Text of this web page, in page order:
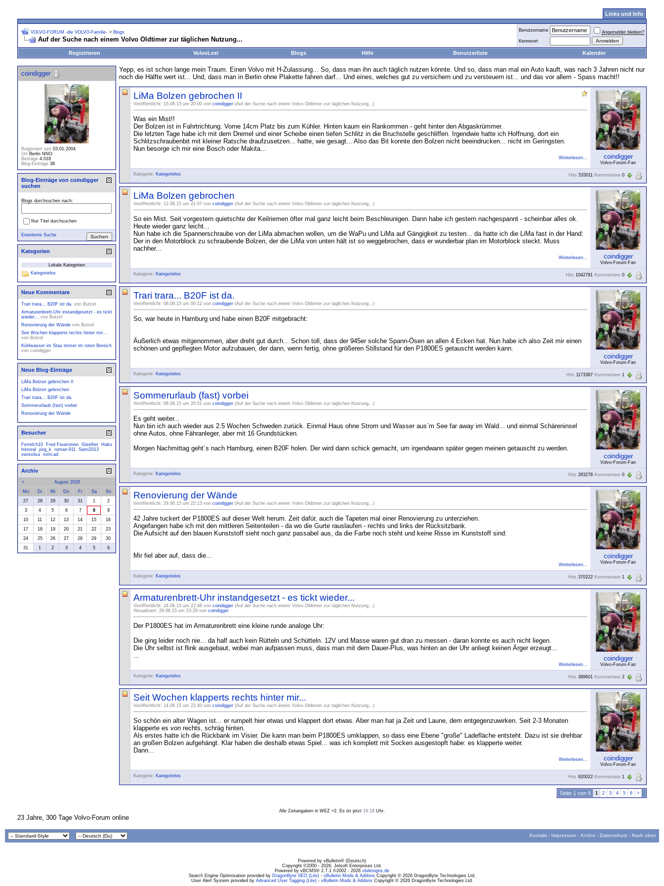
Links und Info
VOLVO-FORUM -die VOLVO-Familie- > Blogs
Auf der Suche nach einem Volvo Oldtimer zur täglichen Nutzung...
Benutzername
Angemeldet bleiben?
Kennwort
Registrieren VolvoLexi Blogs Hilfe Benutzerliste Kalender
Yepp, es ist schon lange mein Traum. Einen Volvo mit H-Zulassung... So, dass man ihn auch täglich nutzen könnte. Und so, dass man mal ein Auto kauft, was nach 3 Jahren nicht nur
noch die Hälfte wert ist... Und, dass man in Berlin ohne Plakette fahren darf... Und eines, welches gut zu versichern und zu versteuern ist... und das vor allem - Spass macht!!
LiMa Bolzen gebrochen II
Veröffentlicht: 15.08.15 um 20:00 von coindigger (Auf der Suche nach einem Volvo Oldtimer zur täglichen Nutzung...)
Was ein Mist!!
Der Bolzen ist in Fahrtrichtung. Vorne 14cm Platz bis zum Kühler. Hinten kaum ein Rankommen - geht hinter den Abgaskrümmer.
Die letzten Tage habe ich mit dem Dremel und einer Scheibe einen tiefen Schlitz in die Bruchstelle geschliffen. Irgendwie hatte ich Hoffnung, dort ein
Schlitzschraubenbit mit kleiner Ratsche draufzusetzen... hatte, wie gesagt... Also das Bit konnte den Bolzen nicht beeindrucken... nicht im Geringsten.
Nun besorge ich mir eine Bosch oder Makita...
Weiterlesen... coindigger
Volvo-Forum-Fan
Kategorie: Kategorielos Hits 533011 Kommentare 0
LiMa Bolzen gebrochen
Veröffentlicht: 12.08.15 um 21:07 von coindigger (Auf der Suche nach einem Volvo Oldtimer zur täglichen Nutzung...)
So ein Mist. Seit vorgestern quietschte der Keilriemen öfter mal ganz leicht beim Beschleunigen. Dann habe ich gestern nachgespannt - scheinbar alles ok.
Heute wieder ganz leicht...
Nun habe ich die Spannerschraube von der LiMa abmachen wollen, um die WaPu und LiMa auf Gängigkeit zu testen... da hatte ich die LiMa fast in der Hand:
Der in den Motorblock zu schraubende Bolzen, der die LiMa von unten hält ist so weggebrochen, dass er wunderbar plan im Motorblock steckt. Muss
nachher...
Weiterlesen... coindigger
Volvo-Forum-Fan
Kategorie: Kategorielos Hits 1042781 Kommentare 0
Trari trara... B20F ist da.
Veröffentlicht: 08.08.15 um 00:12 von coindigger (Auf der Suche nach einem Volvo Oldtimer zur täglichen Nutzung...)
So, war heute in Hamburg und habe einen B20F mitgebracht:
Äußerlich etwas mitgenommen, aber dreht gut durch... Schon toll, dass der 945er solche Spann-Ösen an allen 4 Ecken hat. Nun habe ich also Zeit mir einen
schönen und gepflegten Motor aufzubauen, der dann, wenn fertig, ohne größeren Stillstand für den P1800ES getauscht werden kann.
coindigger
Volvo-Forum-Fan
Kategorie: Kategorielos Hits 1173387 Kommentare 1
Sommerurlaub (fast) vorbei
Veröffentlicht: 06.08.15 um 20:51 von coindigger (Auf der Suche nach einem Volvo Oldtimer zur täglichen Nutzung...)
Es geht weiter...
Nun bin ich auch wieder aus 2.5 Wochen Schweden zurück. Einmal Haus ohne Strom und Wasser aus´m See far away im Wald... und einmal Schäreninsel
ohne Autos, ohne Fähranleger, aber mit 16 Grundstücken.
Morgen Nachmittag geht´s nach Hamburg, einen B20F holen. Der wird dann schick gemacht, um irgendwann später gegen meinen getauscht zu werden.
coindigger
Volvo-Forum-Fan
Kategorie: Kategorielos Hits 283278 Kommentare 0
Renovierung der Wände
Veröffentlicht: 29.06.15 um 22:13 von coindigger (Auf der Suche nach einem Volvo Oldtimer zur täglichen Nutzung...)
42 Jahre tuckert der P1800ES auf dieser Welt herum. Zeit dafür, auch die Tapeten mal einer Renovierung zu unterziehen.
Angefangen habe ich mit den mittleren Seitenteilen - da wo die Gurte rauslaufen - rechts und links der Rücksitzbank.
Die Aufsicht auf den blauen Kunststoff sieht noch ganz passabel aus, da die Farbe noch steht und keine Risse im Kunststoff sind:
Mir fiel aber auf, dass die...
Weiterlesen...
coindigger
Volvo-Forum-Fan
Kategorie: Kategorielos Hits 370222 Kommentare 1
Armaturenbrett-Uhr instandgesetzt - es tickt wieder...
Veröffentlicht: 24.06.15 um 22:48 von coindigger (Auf der Suche nach einem Volvo Oldtimer zur täglichen Nutzung...)
Aktualisiert: 28.06.15 um 23:29 von coindigger
Der P1800ES hat im Armaturenbrett eine kleine runde analoge Uhr:
Die ging leider noch nie... da half auch kein Rütteln und Schütteln. 12V und Masse waren gut dran zu messen - daran konnte es auch nicht liegen.
Die Uhr selbst ist flink ausgebaut, wobei man aufpassen muss, dass man mit dem Dauer-Plus, was hinten an der Uhr anliegt keinen Ärger erzeugt...
Weiterlesen...
coindigger
Volvo-Forum-Fan
Kategorie: Kategorielos Hits 389601 Kommentare 2
Seit Wochen klapperts rechts hinter mir...
Veröffentlicht: 14.06.15 um 22:40 von coindigger (Auf der Suche nach einem Volvo Oldtimer zur täglichen Nutzung...)
So schön ein alter Wagen ist... er rumpelt hier etwas und klappert dort etwas. Aber man hat ja Zeit und Laune, dem entgegenzuwirken. Seit 2-3 Monaten
klapperte es von rechts, schräg hinten.
Als erstes hatte ich die Rückbank im Visier. Die kann man beim P1800ES umklappen, so dass eine Ebene "große" Ladefläche entsteht. Dazu ist sie drehbar
an großen Bolzen aufgehängt. Klar haben die deshalb etwas Spiel... was ich komplett mit Socken ausgestopft habe: es klapperte weiter.
Dann...
Weiterlesen... coindigger
Volvo-Forum-Fan
Kategorie: Kategorielos Hits 920022 Kommentare 1
Seite 1 von 6 1 2 3 4 5 6 >
coindigger
Registriert seit 03.01.2004
Ort Berlin NNO
Beiträge 4.018
Blog-Einträge 38
Blog-Einträge von coindigger
suchen
Blogs durchsuchen nach:
Nur Titel durchsuchen
Erweiterte Suche
Kategorien
Lokale Kategorien
Kategorielos
Neue Kommentare
Trari trara... B20F ist da. von Butzel
Armaturenbrett-Uhr instandgesetzt - es tickt
wieder... von Butzel
Renovierung der Wände von Butzel
Seit Wochen klapperts rechts hinter mir...
von Butzel
Kühlwasser im Stau immer im roten Bereich
von coindigger
Neue Blog-Einträge
LiMa Bolzen gebrochen II
LiMa Bolzen gebrochen
Trari trara... B20F ist da.
Sommerurlaub (fast) vorbei
Renovierung der Wände
Besucher
Ferrelch10 Fred Feuerstein Giselher
Hako
historal
jörg_k roman-911 Sami2013
swisslisa tomcad
Archiv
<
August 2026
Mo
Di Mi Do Fr Sa
So
27
28 29 30 31 1
2
3
4 5 6 7 8
9
10
11 12 13 14 15
16
17
18 19 20 21 22
23
24
25 26 27 28 29
30
31
1 2 3 4 5 6
Alle Zeitangaben in WEZ +2. Es ist jetzt 16:18 Uhr.
23 Jahre, 300 Tage Volvo-Forum online
Kontakt - Impressum - Archiv - Datenschutz - Nach oben
Powered by vBulletin® (Deutsch)
Copyright ©2000 - 2026, Jelsoft Enterprises Ltd.
Powered by vBCMS® 2.7.1 ©2002 - 2026 vbdesigns.de
Search Engine Optimisation provided by DragonByte SEO (Lite)- vBulletin Mods & AddonsCopyright © 2026 DragonByte Technologies Ltd.
User Alert System provided by Advanced User Tagging (Lite)- vBulletin Mods & AddonsCopyright © 2026 DragonByte Technologies Ltd.